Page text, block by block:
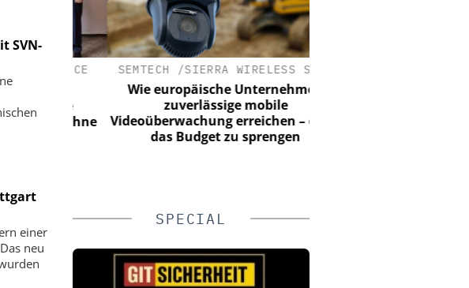
SVN-
einer
neu
Jahre
ohne
SEMTECH /SIERRA WIRELESS S.A.
Wie europäische Unternehmen
zuverlässige mobile
Videoüberwachung erreichen – ohne
das Budget zu sprengen
SPECIAL